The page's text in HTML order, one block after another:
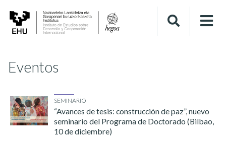
Eventos
SEMINARIO
“Avances de tesis: construcción de paz”, nuevo
seminario del Programa de Doctorado (Bilbao,
10 de diciembre)